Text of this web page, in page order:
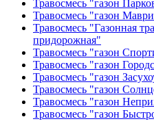
Травосмесь "газон
Травосмесь "газон
Травосмесь "Газонная
придорожная"
Травосмесь "газон
Травосмесь "газон
Травосмесь "газон
Травосмесь "газон
Травосмесь "газон
Травосмесь "газон